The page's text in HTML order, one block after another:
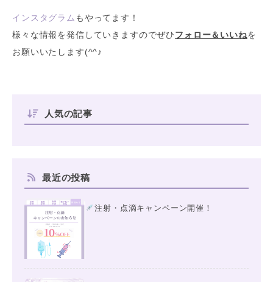
インスタグラム もやってます！
様々な情報を発信していきますのでぜひフォロー＆いいねを
お願いいたします(^^♪
人気の記事
最近の投稿
注射・点滴キャンペーン開催！